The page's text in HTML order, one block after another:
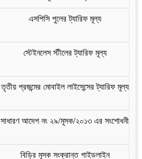
এসপিসি পুলের ট্যারিফ মূল্য
স্টেইনলেস স্টীলের ট্যারিফ মূল্য
তৃতীয় প্রজন্মের মোবাইল লাইসেন্সের ট্যারিফ মূল্য
সাধারণ আদেশ নং ২৯/মূসক/২০১৩ এর সংশোধনী
বিড়ির মূসক সংক্রান্ত গাইডলাইন